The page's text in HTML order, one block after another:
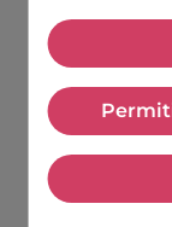
Numeración
local &
internacional
& grabación